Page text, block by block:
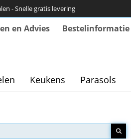
- Snelle gratis levering
en Advies Bestelinformatie
Keukens Parasols